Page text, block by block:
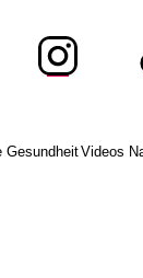
GesundheitVideos